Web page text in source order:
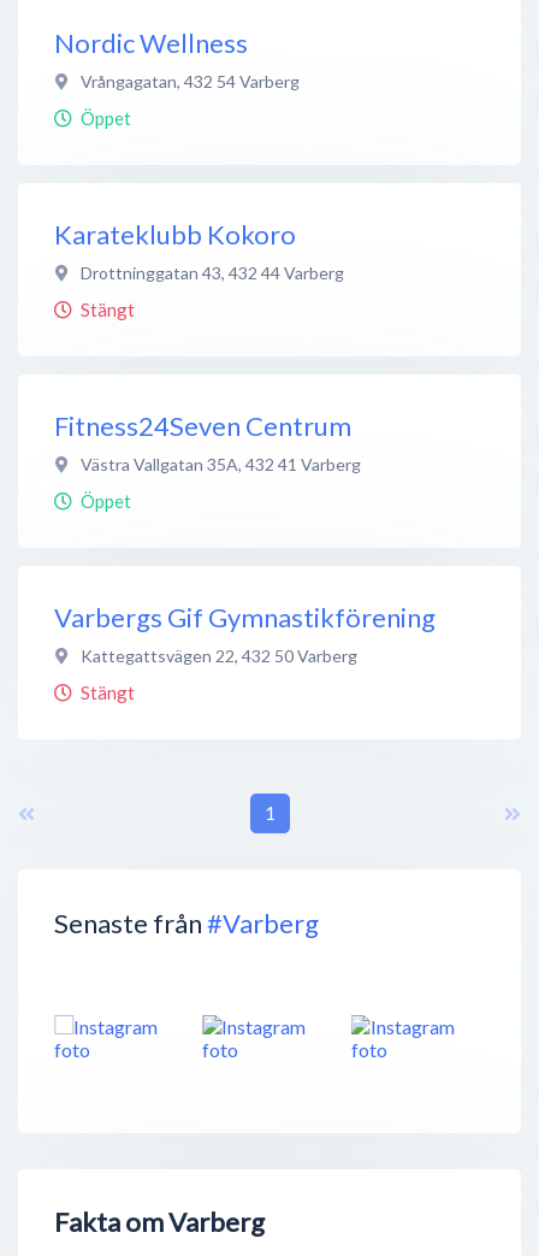
Senaste från#Varberg
Fakta om Varberg
Nordic Wellness
Vrångagatan, 432 54Varberg
Öppet
Karateklubb Kokoro
Drottninggatan 43, 432 44Varberg
Stängt
Fitness24Seven Centrum
Västra Vallgatan 35A, 432 41 Varberg
Öppet
Varbergs Gif Gymnastikförening
Kattegattsvägen 22, 432 50Varberg
Stängt
1